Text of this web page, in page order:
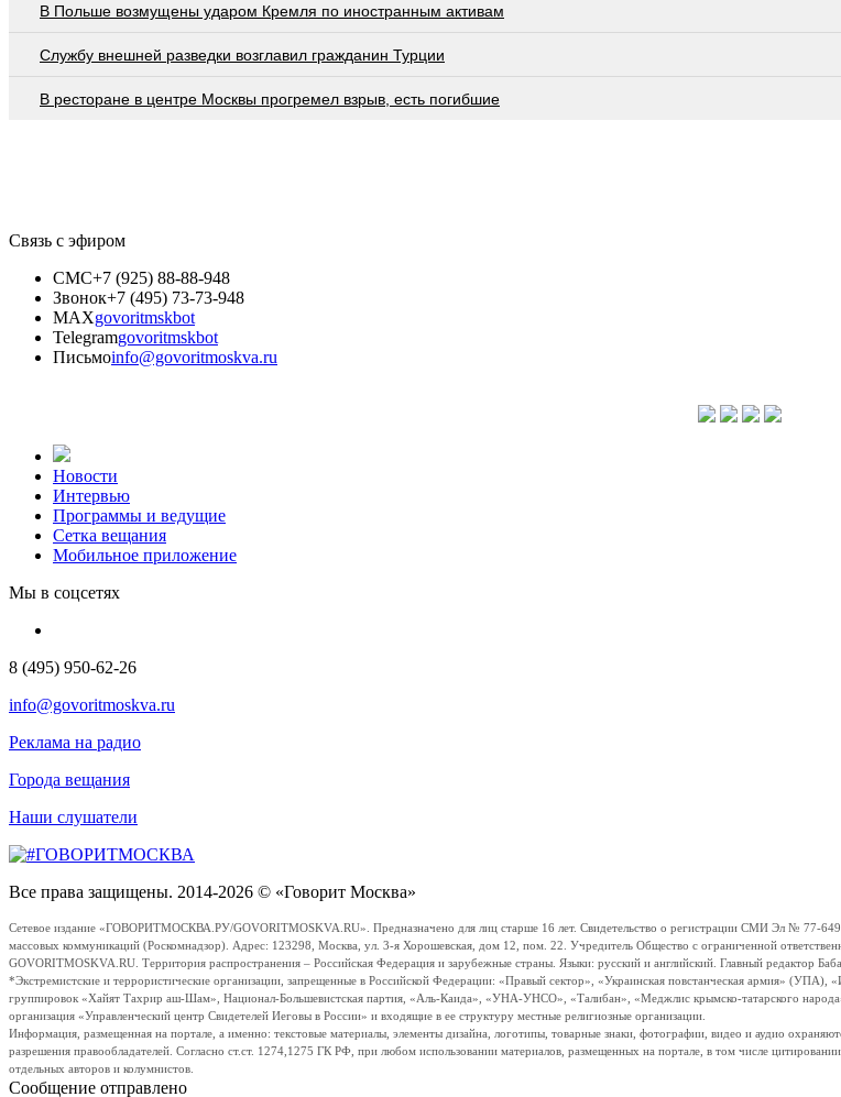
В Польше возмущены ударом Кремля по иностранным активам
Службу внешней разведки возглавил гражданин Турции
В ресторане в центре Москвы прогремел взрыв, есть погибшие
Связь с эфиром
СМС+7 (925) 88-88-948
Звонок+7 (495) 73-73-948
MAXgovoritmskbot
Telegramgovoritmskbot
Письмоinfo@govoritmoskva.ru
Новости
Интервью
Программы и ведущие
Сетка вещания
Мобильное приложение
Мы в соцсетях
8 (495) 950-62-26
info@govoritmoskva.ru
Реклама на радио
Города вещания
Наши слушатели
Все права защищены. 2014-2026 © «Говорит Москва»
Сетевое издание «ГОВОРИТМОСКВА.РУ/GOVORITMOSKVA.RU». Предназначено для лиц старше 16 лет. Свидетельство о регистрации СМИ Эл № 77-
массовых коммуникаций (Роскомнадзор). Адрес: 123298, Москва, ул. 3-я Хорошевская, дом 12, пом. 22. Учредитель Общество с ограниченной
GOVORITMOSKVA.RU. Территория распространения – Российская Федерация и зарубежные страны. Языки: русский и английский. Главный редактор
*Экстремистские и террористические организации, запрещенные в Российской Федерации: «Правый сектор», «Украинская повстанческая армия»
группировок «Хайят Тахрир аш-Шам», Национал-Большевистская партия, «Аль-Каида», «УНА-УНСО», «Талибан», «Меджлис крымско-татарского
организация «Управленческий центр Свидетелей Иеговы в России» и входящие в ее структуру местные религиозные организации.
Информация, размещенная на портале, а именно: текстовые материалы, элементы дизайна, логотипы, товарные знаки, фотографии, видео и аудио
разрешения правообладателей. Согласно ст.ст. 1274,1275 ГК РФ, при любом использовании материалов, размещенных на портале, в том числе
отдельных авторов и колумнистов.
Сообщение отправлено